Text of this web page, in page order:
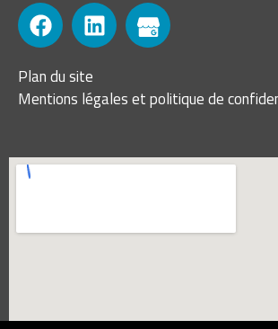
Plan du site
Mentions légales et politique de